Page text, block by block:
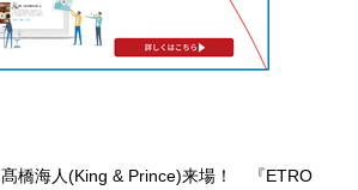
髙橋海人(King & Prince)来場！ 『ETRO